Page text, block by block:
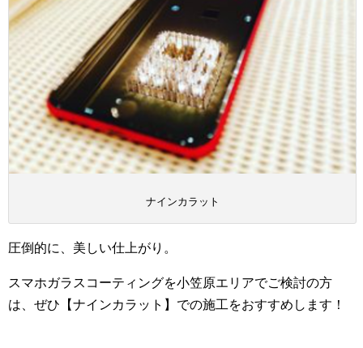
ナインカラット
圧倒的に、美しい仕上がり。
スマホガラスコーティングを小笠原エリアでご検討の方
は、ぜひ【ナインカラット】での施工をおすすめします！